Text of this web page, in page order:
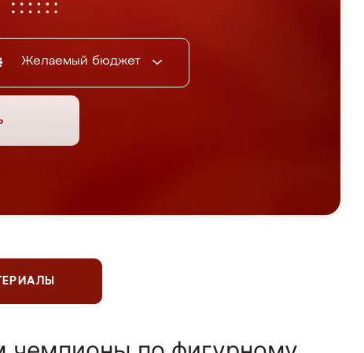
Желаемый бюджет